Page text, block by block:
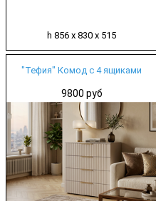
h 856 х 830 х 515
"Тефия" Комод с 4 ящиками
9800 руб